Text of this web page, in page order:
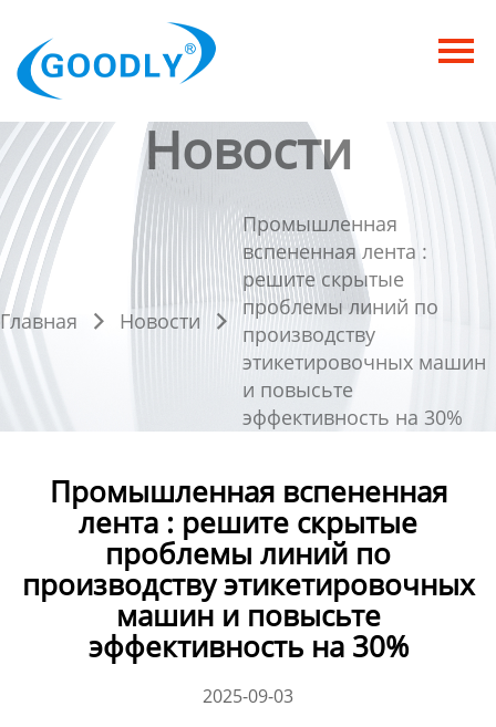
Продукция
ОТРАСЛИ
Категория
Новости
Контакты
Новости
Главная  Новости 
Промышленная
вспененная лента :
решите скрытые
проблемы линий по
производству
этикетировочных машин
и повысьте
эффективность на 30%
Промышленная вспененная
лента : решите скрытые
проблемы линий по
производству этикетировочных
машин и повысьте
эффективность на 30%
2025-09-03